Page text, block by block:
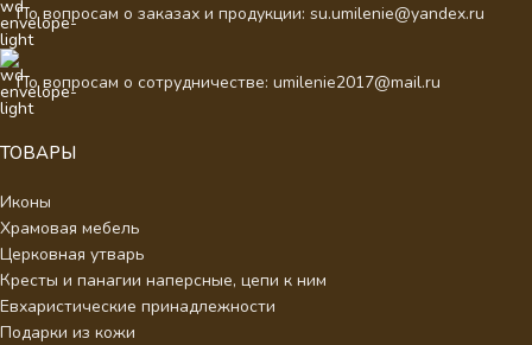
По вопросам о заказах и продукции: su.umilenie@yandex.ru
По вопросам о сотрудничестве: umilenie2017@mail.ru
ТОВАРЫ
Иконы
Храмовая мебель
Церковная утварь
Кресты и панагии наперсные, цепи к ним
Евхаристические принадлежности
Подарки из кожи